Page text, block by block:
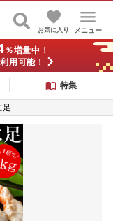
メニュー
お気に入り
％増量中！
用可能！
特集